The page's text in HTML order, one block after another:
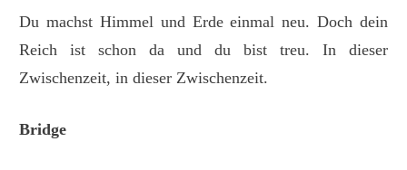
Du machst Himmel und Erde einmal neu. Doch dein
Reich ist schon da und du bist treu. In dieser
Zwischenzeit, in dieser Zwischenzeit.
Bridge